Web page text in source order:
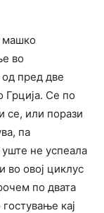
машко
во
од пред две
Грција. Се по
се, или порази
па
уште не успеала
во овој циклус
по двата
кај